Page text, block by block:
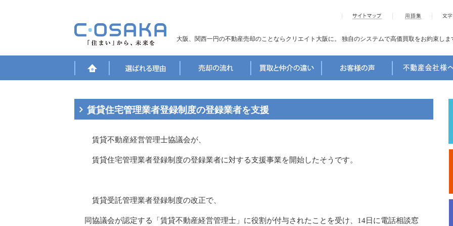
大阪、関西一円の不動産売却のことならクリエイト大阪に。 独自のシステムで高価買取をお約束しま
賃貸住宅管理業者登録制度の登録業者を支援
賃貸不動産経営管理士協議会が、
賃貸住宅管理業者登録制度の登録業者に対する支援事業を開始したそうです。
賃貸受託管理業者登録制度の改正で、
同協議会が認定する「賃貸不動産経営管理士」に役割が付与されたことを受け、14日に電話相談窓